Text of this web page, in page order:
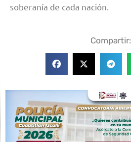
soberanía de cada nación.
Compartir: